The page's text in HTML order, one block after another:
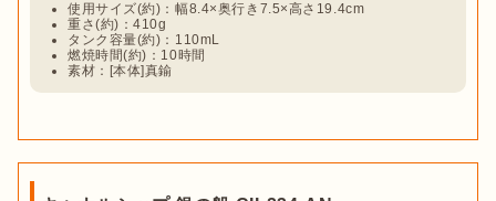
使用サイズ(約)：幅8.4×奥行き7.5×高さ19.4cm
重さ(約)：410g
タンク容量(約)：110mL
燃焼時間(約)：10時間
素材：[本体]真鍮